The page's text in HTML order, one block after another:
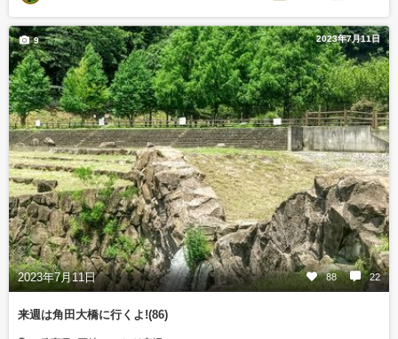
2023年7月11日
2023年7月11日 88 22
9
来週は角田大橋に行くよ!(86)